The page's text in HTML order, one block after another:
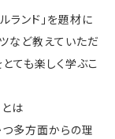
ランド」を題材に
など教えていただ
ても楽しく学ぶこ
は
多方面からの理